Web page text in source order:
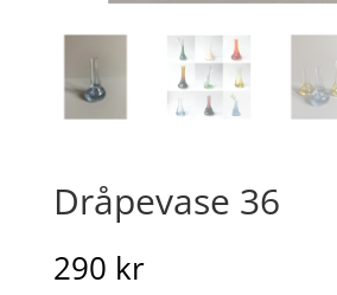
Dråpevase 36
290 kr